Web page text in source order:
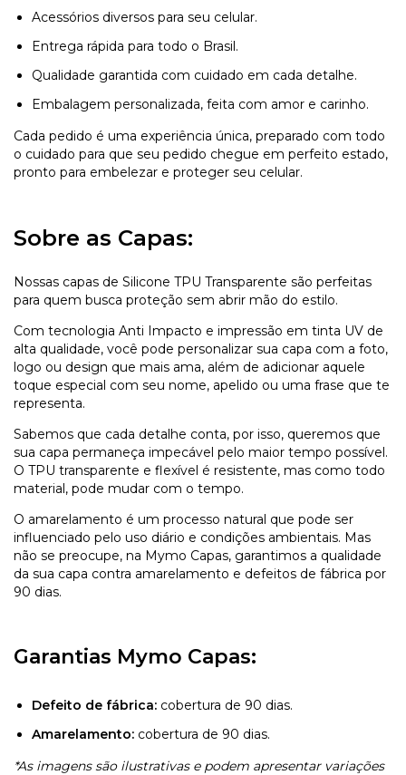
Acessórios diversos para seu celular.
Entrega rápida para todo o Brasil.
Qualidade garantida com cuidado em cada detalhe.
Embalagem personalizada, feita com amor e carinho.
Cada pedido é uma experiência única, preparado com todo
o cuidado para que seu pedido chegue em perfeito estado,
pronto para embelezar e proteger seu celular.
Sobre as Capas:
Nossas capas de Silicone TPU Transparente são perfeitas
para quem busca proteção sem abrir mão do estilo.
Com tecnologia Anti Impacto e impressão em tinta UV de
alta qualidade, você pode personalizar sua capa com a foto,
logo ou design que mais ama, além de adicionar aquele
toque especial com seu nome, apelido ou uma frase que te
representa.
Sabemos que cada detalhe conta, por isso, queremos que
sua capa permaneça impecável pelo maior tempo possível.
O TPU transparente e flexível é resistente, mas como todo
material, pode mudar com o tempo.
O amarelamento é um processo natural que pode ser
influenciado pelo uso diário e condições ambientais. Mas
não se preocupe, na Mymo Capas, garantimos a qualidade
da sua capa contra amarelamento e defeitos de fábrica por
90 dias.
Garantias Mymo Capas:
Defeito de fábrica: cobertura de 90 dias.
Amarelamento: cobertura de 90 dias.
*As imagens são ilustrativas e podem apresentar variações